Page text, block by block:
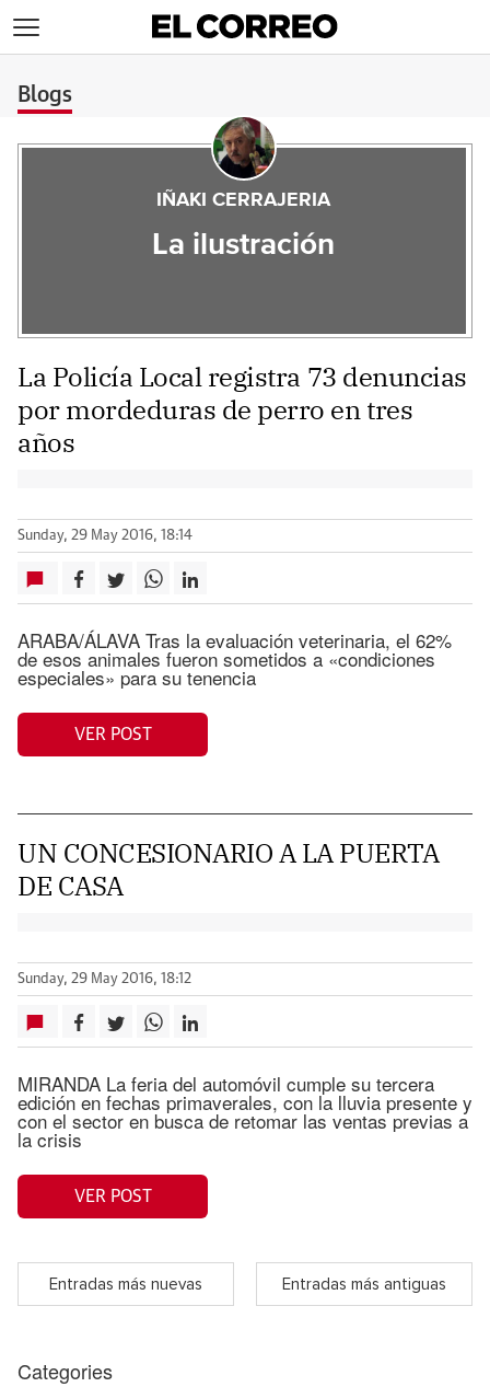
Blogs
IÑAKI CERRAJERIA
La ilustración
La Policía Local registra 73 denuncias
por mordeduras de perro en tres
años
Sunday, 29 May 2016, 18:14
ARABA/ÁLAVA Tras la evaluación veterinaria, el 62%
de esos animales fueron sometidos a «condiciones
especiales» para su tenencia
VER POST
UN CONCESIONARIO A LA PUERTA
DE CASA
Sunday, 29 May 2016, 18:12
MIRANDA La feria del automóvil cumple su tercera
edición en fechas primaverales, con la lluvia presente y
con el sector en busca de retomar las ventas previas a
la crisis
VER POST
Entradas más nuevas Entradas más antiguas
Categories